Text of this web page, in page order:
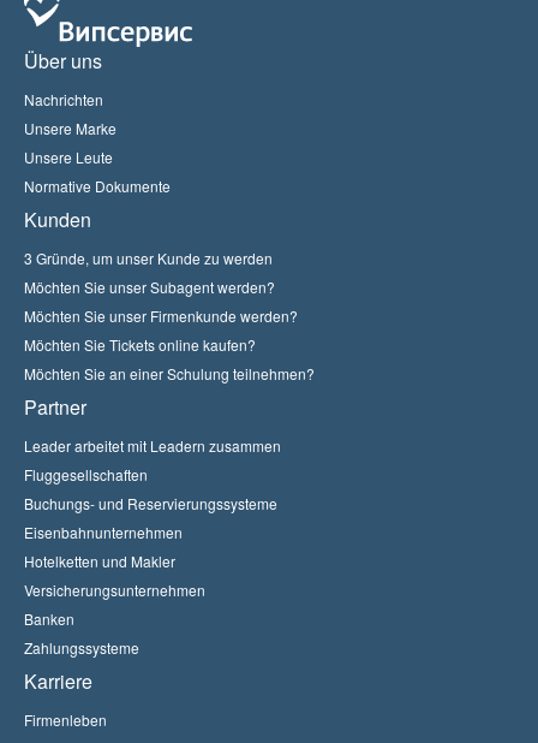
Über uns
Nachrichten
Unsere Marke
Unsere Leute
Normative Dokumente
Kunden
3 Gründe, um unser Kunde zu werden
Möchten Sie unser Subagent werden?
Möchten Sie unser Firmenkunde werden?
Möchten Sie Tickets online kaufen?
Möchten Sie an einer Schulung teilnehmen?
Partner
Leader arbeitet mit Leadern zusammen
Fluggesellschaften
Buchungs- und Reservierungssysteme
Eisenbahnunternehmen
Hotelketten und Makler
Versicherungsunternehmen
Banken
Zahlungssysteme
Karriere
Firmenleben